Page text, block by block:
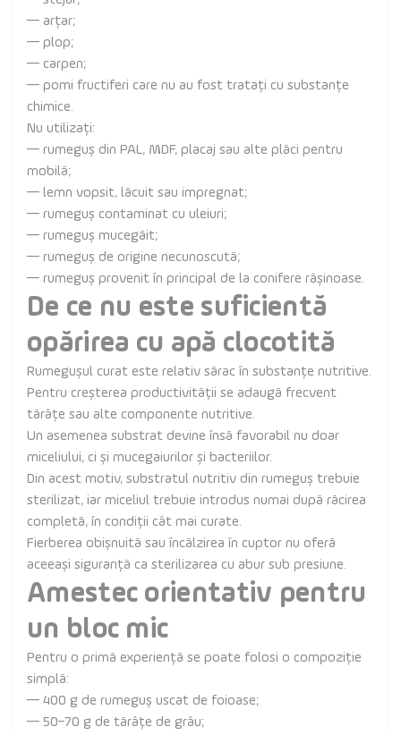
— arțar;
— plop;
— carpen;
— pomi fructiferi care nu au fost tratați cu substanțe
chimice.
Nu utilizați:
— rumeguș din PAL, MDF, placaj sau alte plăci pentru
mobilă;
— lemn vopsit, lăcuit sau impregnat;
— rumeguș contaminat cu uleiuri;
— rumeguș mucegăit;
— rumeguș de origine necunoscută;
— rumeguș provenit în principal de la conifere rășinoase.
De ce nu este suficientă
opărirea cu apă clocotită
Rumegușul curat este relativ sărac în substanțe nutritive.
Pentru creșterea productivității se adaugă frecvent
tărâțe sau alte componente nutritive.
Un asemenea substrat devine însă favorabil nu doar
miceliului, ci și mucegaiurilor și bacteriilor.
Din acest motiv, substratul nutritiv din rumeguș trebuie
sterilizat, iar miceliul trebuie introdus numai după răcirea
completă, în condiții cât mai curate.
Fierberea obișnuită sau încălzirea în cuptor nu oferă
aceeași siguranță ca sterilizarea cu abur sub presiune.
Amestec orientativ pentru
un bloc mic
Pentru o primă experiență se poate folosi o compoziție
simplă:
— 400 g de rumeguș uscat de foioase;
— 50–70 g de tărâțe de grâu;